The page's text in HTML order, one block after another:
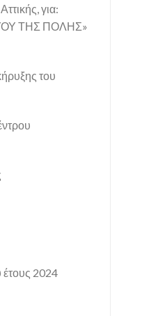
για:
ΤΗΣ ΠΟΛΗΣ»
του
έτους 2024